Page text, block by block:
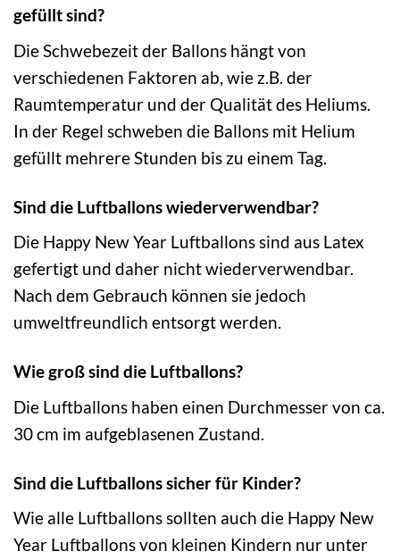
gefüllt sind?
Die Schwebezeit der Ballons hängt von
verschiedenen Faktoren ab, wie z.B. der
Raumtemperatur und der Qualität des Heliums.
In der Regel schweben die Ballons mit Helium
gefüllt mehrere Stunden bis zu einem Tag.
Sind die Luftballons wiederverwendbar?
Die Happy New Year Luftballons sind aus Latex
gefertigt und daher nicht wiederverwendbar.
Nach dem Gebrauch können sie jedoch
umweltfreundlich entsorgt werden.
Wie groß sind die Luftballons?
Die Luftballons haben einen Durchmesser von ca.
30 cm im aufgeblasenen Zustand.
Sind die Luftballons sicher für Kinder?
Wie alle Luftballons sollten auch die Happy New
Year Luftballons von kleinen Kindern nur unter